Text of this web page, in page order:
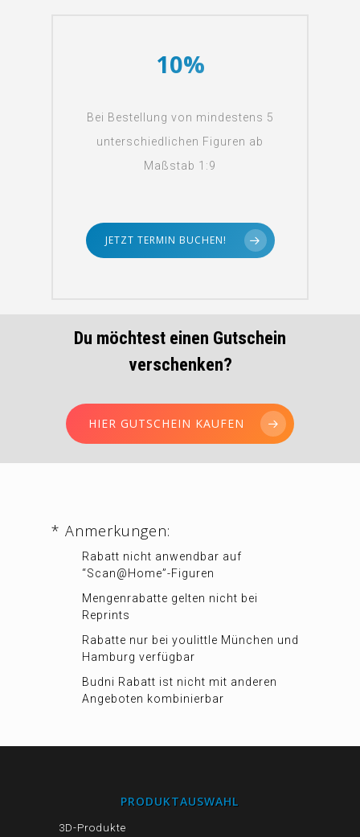
10%
Bei Bestellung von mindestens 5
unterschiedlichen Figuren ab
Maßstab 1:9
JETZT TERMIN BUCHEN!
Du möchtest einen Gutschein
verschenken?
HIER GUTSCHEIN KAUFEN
* Anmerkungen:
Rabatt nicht anwendbar auf
“Scan@Home”-Figuren
Mengenrabatte gelten nicht bei
Reprints
Rabatte nur bei youlittle München und
Hamburg verfügbar
Budni Rabatt ist nicht mit anderen
Angeboten kombinierbar
PRODUKTAUSWAHL
3D-Produkte